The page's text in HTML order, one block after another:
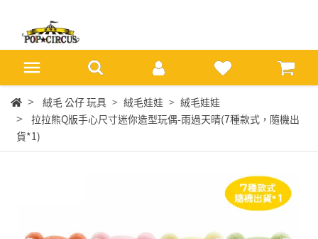
絨毛 公仔 玩具 絨毛娃娃
絨毛娃娃
拉拉熊Q版手心尺寸迷你造型玩偶-雨過天晴(7種款式，隨機出
貨*1)